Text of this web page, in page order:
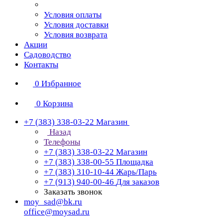
Условия оплаты
Условия доставки
Условия возврата
Акции
Садоводство
Контакты
0 Избранное
0 Корзина
+7 (383) 338-03-22 Магазин
Назад
Телефоны
+7 (383) 338-03-22 Магазин
+7 (383) 338-00-55 Площадка
+7 (383) 310-10-44 Жарь/Парь
+7 (913) 940-00-46 Для заказов
Заказать звонок
moy_sad@bk.ru
office@moysad.ru